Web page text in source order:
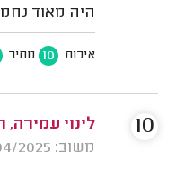
היה מאוד
איכות 10 מחיר
לינוי עמירה,
משוב: 11/04/2025
10